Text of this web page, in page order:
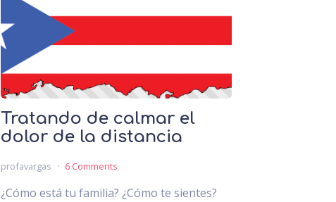
Tratando de calmar el
dolor de la distancia
profavargas 6 Comments
¿Cómo está tu familia? ¿Cómo te sientes?